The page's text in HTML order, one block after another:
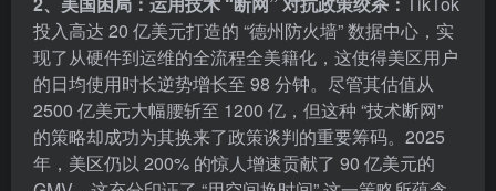
投入高达 20 亿美元打造的 “德州防火墙” 数据中心，实
现了从硬件到运维的全流程全美籍化，这使得美区用户
的日均使用时长逆势增长至 98 分钟。尽管其估值从
2500 亿美元大幅腰斩至 1200 亿，但这种 “技术断网”
的策略却成功为其换来了政策谈判的重要筹码。2025
年，美区仍以 200% 的惊人增速贡献了 90 亿美元的